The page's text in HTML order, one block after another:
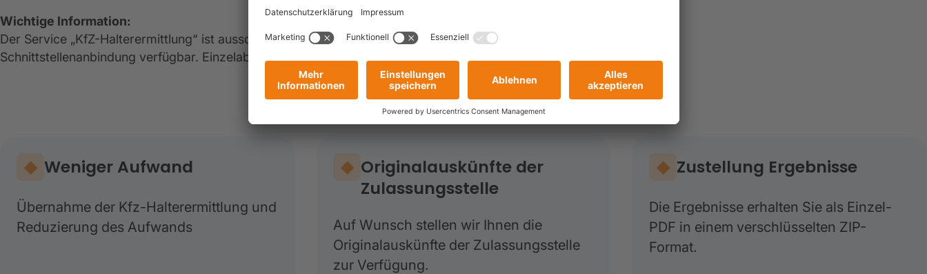
Wichtige Information:
Der Service „KfZ-Halterermittlung“ ist ausschließlich für größere Auftragsvolumen und über eine
Schnittstellenanbindung verfügbar. Einzelabfragen können wir leider nicht bearbeiten.
Vorteile der KfZ-Halterermittlung
Weniger Aufwand
Übernahme der Kfz-Halterermittlung und
Reduzierung des Aufwands
Originalauskünfte der
Zulassungsstelle
Auf Wunsch stellen wir Ihnen die
Originalauskünfte der Zulassungsstelle
zur Verfügung.
Zustellung Ergebnisse
Die Ergebnisse erhalten Sie als Einzel-
PDF in einem verschlüsselten ZIP-
Format.